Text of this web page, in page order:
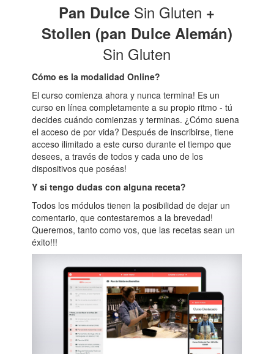
Pan Dulce Sin Gluten +
Stollen (pan Dulce Alemán)
Sin Gluten
Cómo es la modalidad Online?
El curso comienza ahora y nunca termina! Es un
curso en línea completamente a su propio ritmo - tú
decides cuándo comienzas y terminas. ¿Cómo suena
el acceso de por vida? Después de inscribirse, tiene
acceso ilimitado a este curso durante el tiempo que
desees, a través de todos y cada uno de los
dispositivos que poséas!
Y si tengo dudas con alguna receta?
Todos los módulos tienen la posibilidad de dejar un
comentario, que contestaremos a la brevedad!
Queremos, tanto como vos, que las recetas sean un
éxito!!!